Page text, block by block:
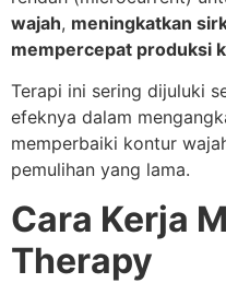
wajah, meningkatkan
mempercepat produksi
Terapi ini sering dijuluki
efeknya dalam
memperbaiki kontur
pemulihan yang lama.
Cara Kerja
Therapy